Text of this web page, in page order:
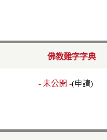
佛教難字字典
- 未公開 -(申請)